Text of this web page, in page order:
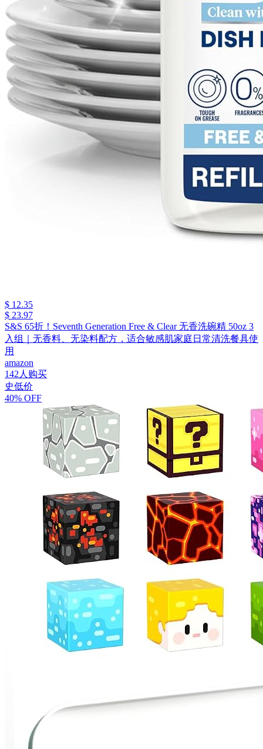
$ 12.35
$ 23.97
S&S 65折！Seventh Generation Free & Clear 无香洗碗精 50oz 3
入组｜无香料、无染料配方，适合敏感肌家庭日常清洗餐具使
用
amazon
142人购买
史低价
40% OFF